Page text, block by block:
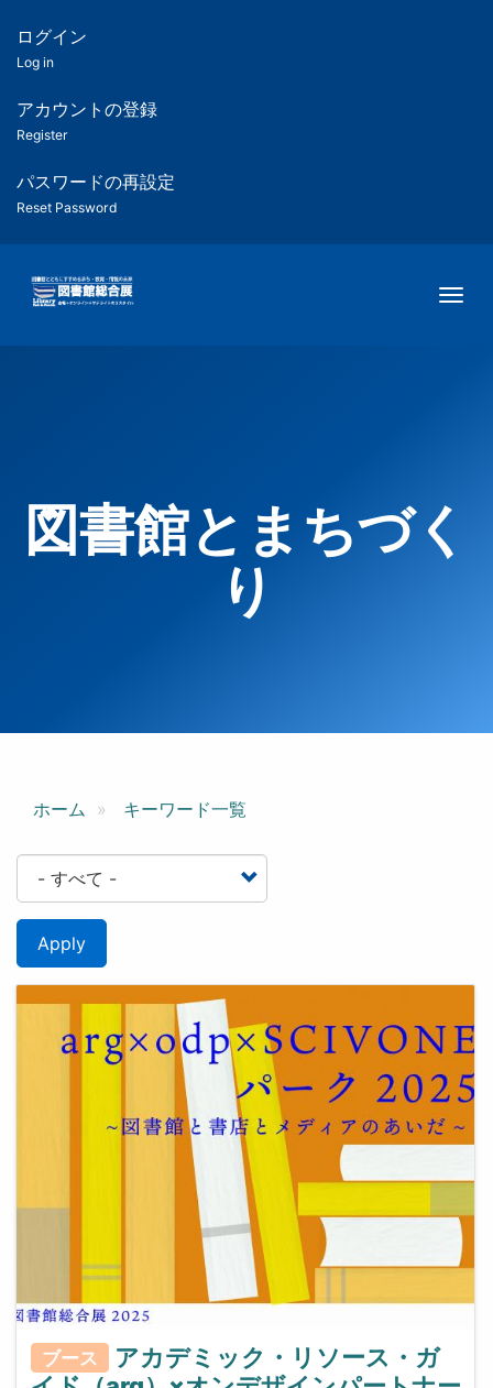
ツ
匿
名
ユ
ー
ー
用
メ
ログイン
Log in
アカウントの登録
Register
パスワードの再設定
Reset Password
図書館とまちづく
り
ホーム キーワード一覧
Apply
ブース
アカデミック・リソース・ガ